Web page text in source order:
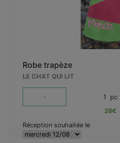
Robe trapèze
LE CHAT QUI LIT
- 1 pc
26€
Réception souhaitée le